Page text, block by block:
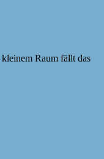
Raum fällt das